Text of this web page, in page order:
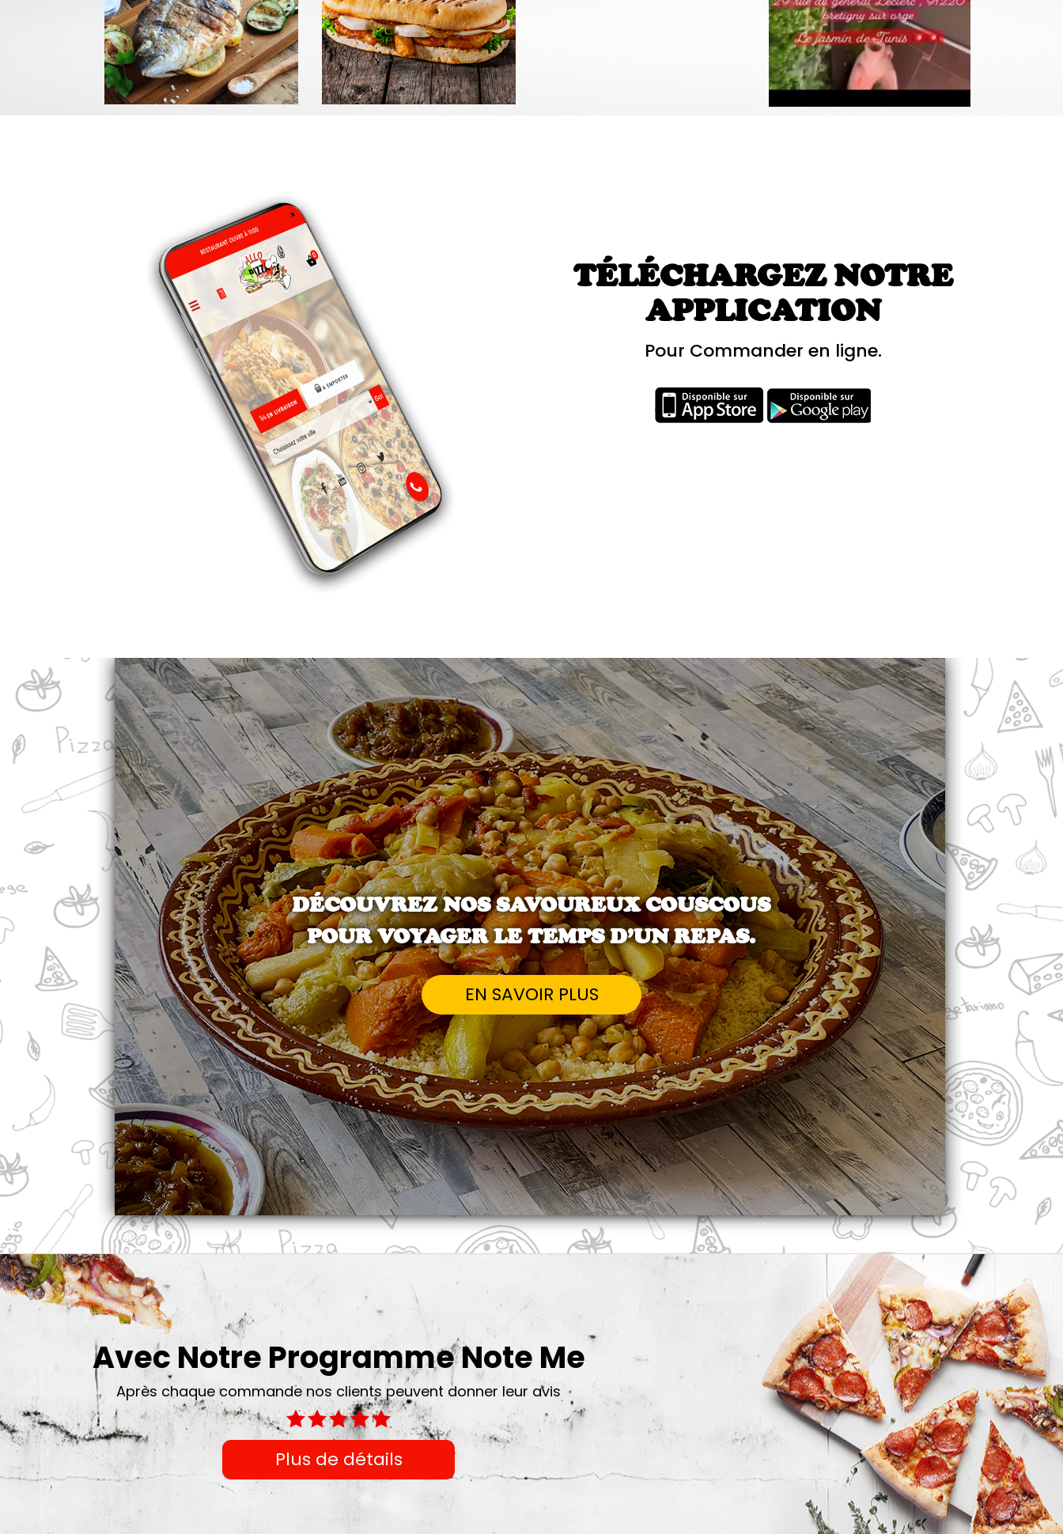
TÉLÉCHARGEZ NOTRE
APPLICATION
Pour Commander en ligne.
DÉCOUVREZ NOS SAVOUREUX COUSCOUS
POUR VOYAGER LE TEMPS D’UN REPAS.
EN SAVOIR PLUS
Avec Notre Programme Note Me
Après chaque commande nos clients peuvent donner leur avis
Plus de détails